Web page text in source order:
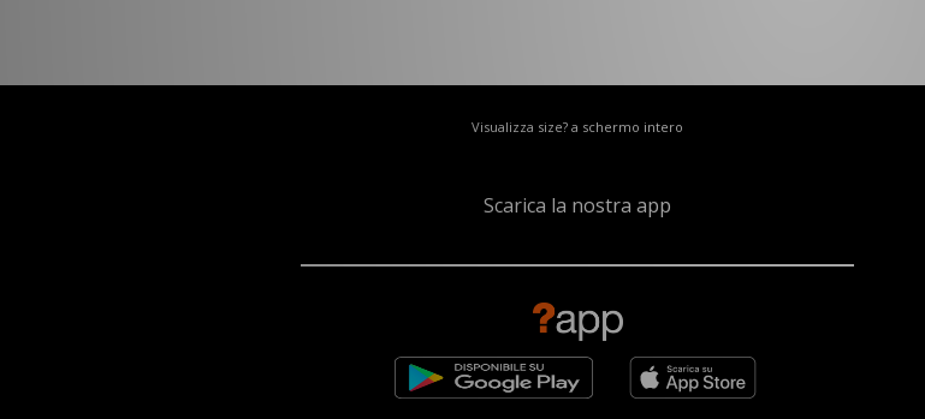
Visualizza size? a schermo intero
Scarica la nostra app